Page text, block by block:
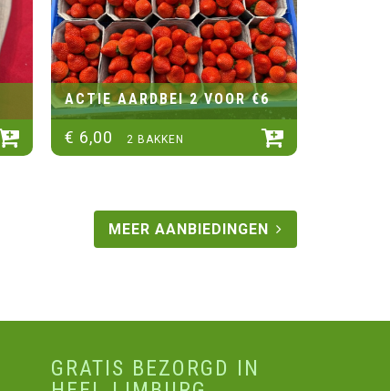
ACTIE AARDBEI 2 VOOR €6
€ 6,00 2 BAKKEN
MEER AANBIEDINGEN
GRATIS BEZORGD IN